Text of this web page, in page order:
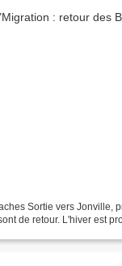
Sortie vers Jonville,
de retour. L'hiver est